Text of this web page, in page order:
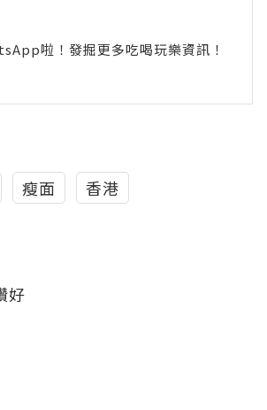
啦！發掘更多吃喝玩樂資訊！
瘦面 香港
好